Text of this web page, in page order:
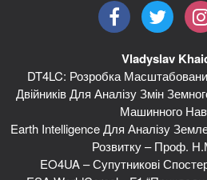
Vladyslav
DT4LC: Розробка
Двійників Для Аналізу Змін
Машинного
Earth Intelligence Для Аналізу
Розвитку – Проф.
EO4UA – Супутникові